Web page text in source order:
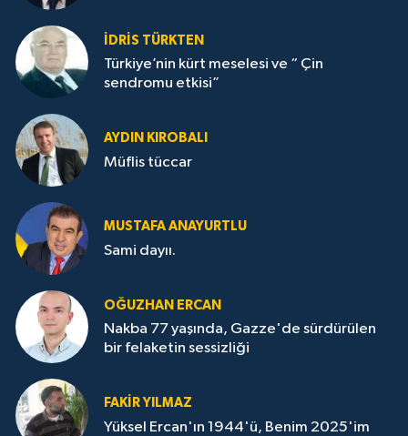
İDRİS TÜRKTEN
Türkiye’nin kürt meselesi ve “ Çin
sendromu etkisi”
AYDIN KIROBALI
Müflis tüccar
MUSTAFA ANAYURTLU
Sami dayıı.
OĞUZHAN ERCAN
Nakba 77 yaşında, Gazze'de sürdürülen
bir felaketin sessizliği
FAKİR YILMAZ
Yüksel Ercan'ın 1944'ü, Benim 2025'im